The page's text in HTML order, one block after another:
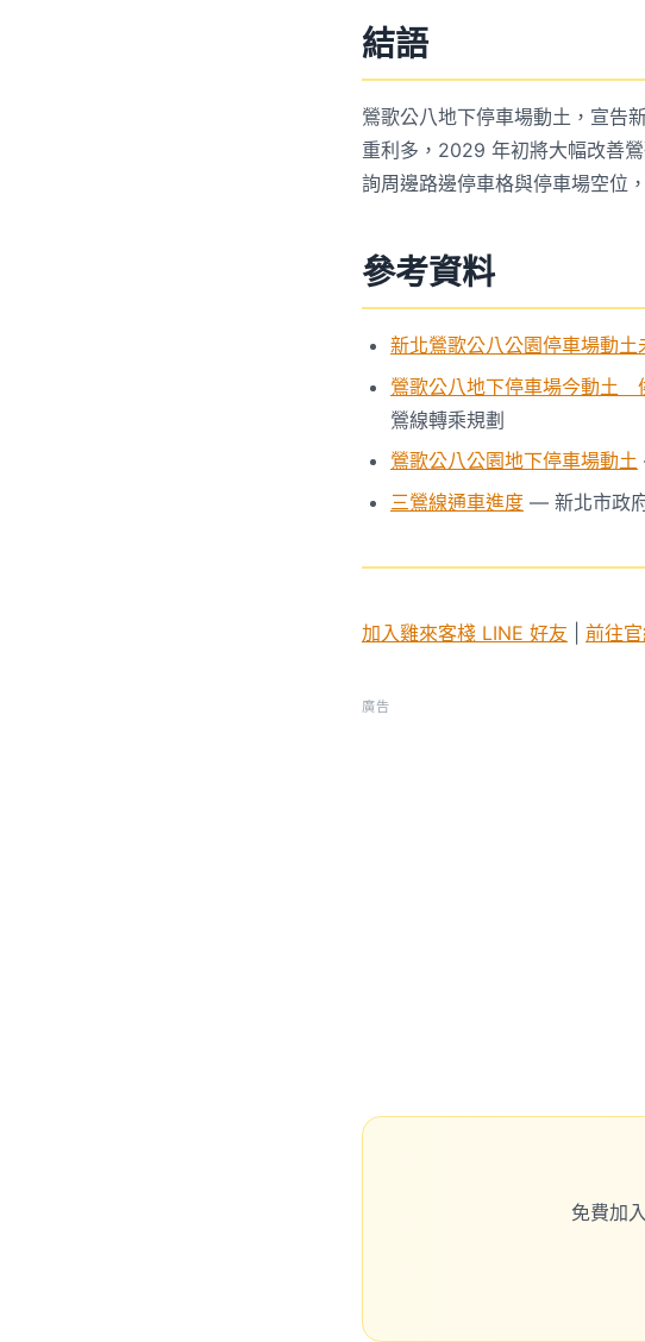
結語
鶯歌公八地下停車場動土，宣告
重利多，2029 年初將大幅改善
詢周邊路邊停車格與停車場空位
參考資料
新北鶯歌公八公園停車場動
鶯歌公八地下停車場今動土
鶯線轉乘規劃
鶯歌公八公園地下停車場動土
三鶯線通車進度 — 新北市政
加入雞來客棧 LINE 好友 前往
廣告
免費加